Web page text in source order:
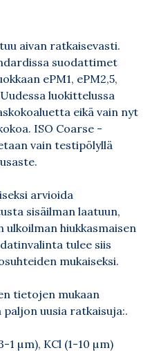
aivan ratkaisevasti.
suodattimet
ePM1, ePM2,5,
luokittelussa
eikä vain nyt
ISO Coarse -
vain testipölyllä
arvioida
sisäilman laatuun,
ulkoilman hiukkasmaisen
tulee siis
mukaiseksi.
tietojen mukaan
uusia ratkaisuja:.
1 µm), KCl (1-10 µm)